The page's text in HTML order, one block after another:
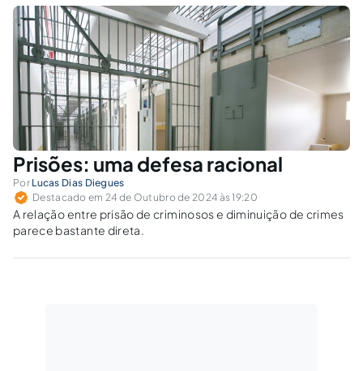
Prisões: uma defesa racional
Por Lucas Dias Diegues
Destacado em 24 de Outubro de 2024 às 19:20
A relação entre prisão de criminosos e diminuição de crimes
parece bastante direta.